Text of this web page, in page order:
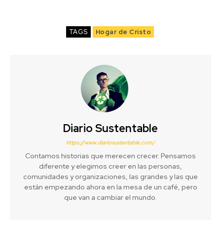
TAGS Hogar de Cristo
Diario Sustentable
https://www.diariosustentable.com/
Contamos historias que merecen crecer. Pensamos
diferente y elegimos creer en las personas,
comunidades y organizaciones, las grandes y las que
están empezando ahora en la mesa de un café, pero
que van a cambiar el mundo.